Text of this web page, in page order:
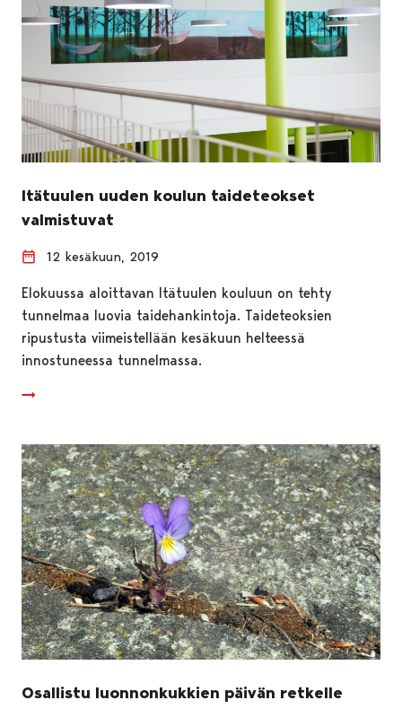
Itätuulen uuden koulun taideteokset
valmistuvat
12 kesäkuun, 2019
Elokuussa aloittavan Itätuulen kouluun on tehty
tunnelmaa luovia taidehankintoja. Taideteoksien
ripustusta viimeistellään kesäkuun helteessä
innostuneessa tunnelmassa.
Osallistu luonnonkukkien päivän retkelle